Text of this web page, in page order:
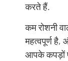
करते हैं.
कम रोशनी
महत्वपूर्ण
आपके कपड़ों